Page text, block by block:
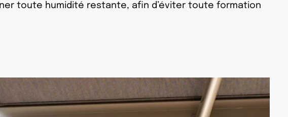
toute humidité restante, afin d’éviter toute formation